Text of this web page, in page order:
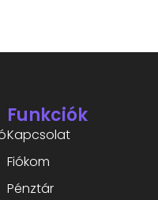
Funkciók
Kapcsolat
Fiókom
Pénztár